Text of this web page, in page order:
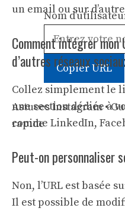
Nom
Copier URL
Astuces Instagram •
rapide
un email ou sur
Comment intégrer mon
d’autres réseaux
Collez simplement le
une section dédiée à
comme LinkedIn,
Peut-on personnaliser
Non, l’URL est basée
Il est possible de